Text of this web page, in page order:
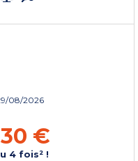
08/2026
€
4 fois² !